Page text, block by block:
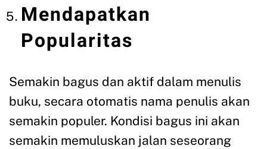
Mendapatkan
Popularitas
Semakin bagus dan aktif dalam menulis
buku, secara otomatis nama penulis akan
semakin populer. Kondisi bagus ini akan
semakin memuluskan jalan seseorang